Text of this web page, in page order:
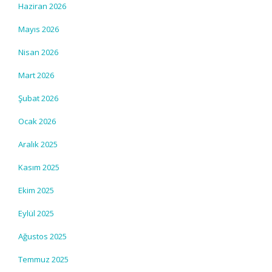
Haziran 2026
Mayıs 2026
Nisan 2026
Mart 2026
Şubat 2026
Ocak 2026
Aralık 2025
Kasım 2025
Ekim 2025
Eylül 2025
Ağustos 2025
Temmuz 2025